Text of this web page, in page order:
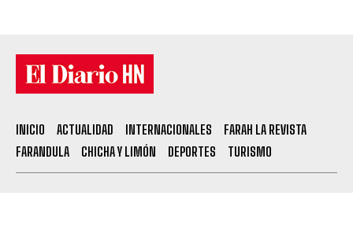
INICIO ACTUALIDAD INTERNACIONALES
FARAH LA REVISTA
FARANDULA
CHICHA Y LIMÓN DEPORTES TURISMO